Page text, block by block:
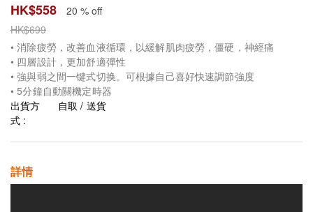
HK$558
20 % off
HK$699
• 消除疲勞，改善血液循環，以緩解肌肉疲勞，僵硬，神經痛
• 四層設計，更加舒適彈性
• 強與弱之間一键式切换。可根據自己喜好快速調節強度
• 5分鐘自動關機定時器
出貨方
式 :
自取 / 送貨
詳情